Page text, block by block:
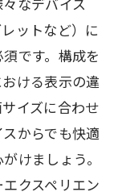
ットなど）に
です。構成を
ける表示の違
イズに合わせ
からでも快適
けましょう。
クスペリエン